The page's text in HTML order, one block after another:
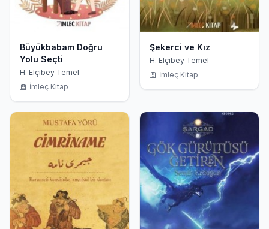
Büyükbabam Doğru
Yolu Seçti
H. Elçibey Temel
İmleç Kitap
Şekerci ve Kız
H. Elçibey Temel
İmleç Kitap